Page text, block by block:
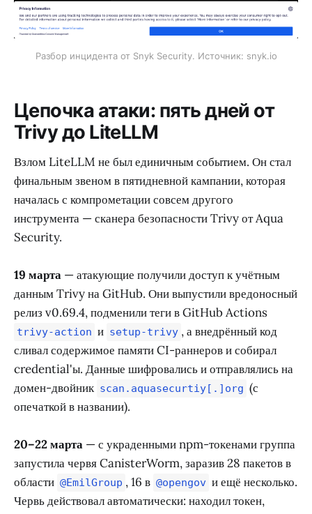
Разбор инцидента от Snyk Security. Источник: snyk.io
Цепочка атаки: пять дней от
Trivy до LiteLLM
Взлом LiteLLM не был единичным событием. Он стал
финальным звеном в пятидневной кампании, которая
началась с компрометации совсем другого
инструмента — сканера безопасности Trivy от Aqua
Security.
19 марта — атакующие получили доступ к учётным
данным Trivy на GitHub. Они выпустили вредоносный
релиз v0.69.4, подменили теги в GitHub Actions
trivy-action и setup-trivy , а внедрённый код
сливал содержимое памяти CI-раннеров и собирал
credential'ы. Данные шифровались и отправлялись на
домен-двойник scan.aquasecurtiy[.]org (с
опечаткой в названии).
20–22 марта — с украденными npm-токенами группа
запустила червя CanisterWorm, заразив 28 пакетов в
области @EmilGroup , 16 в @opengov и ещё несколько.
Червь действовал автоматически: находил токен,